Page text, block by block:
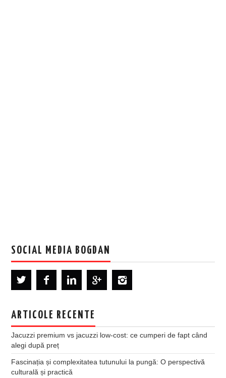
SOCIAL MEDIA BOGDAN
ARTICOLE RECENTE
Jacuzzi premium vs jacuzzi low-cost: ce cumperi de fapt când
alegi după preț
Fascinația și complexitatea tutunului la pungă: O perspectivă
culturală și practică